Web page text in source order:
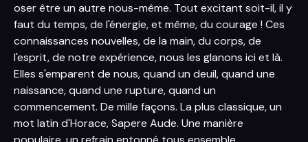
oser être un autre nous-même. Tout excitant soit-il, il y
faut du temps, de l'énergie, et même, du courage ! Ces
connaissances nouvelles, de la main, du corps, de
l'esprit, de notre expérience, nous les glanons ici et là.
Elles s'emparent de nous, quand un deuil, quand une
naissance, quand une rupture, quand un
commencement. De mille façons. La plus classique, un
mot latin d'Horace, Sapere Aude. Une manière